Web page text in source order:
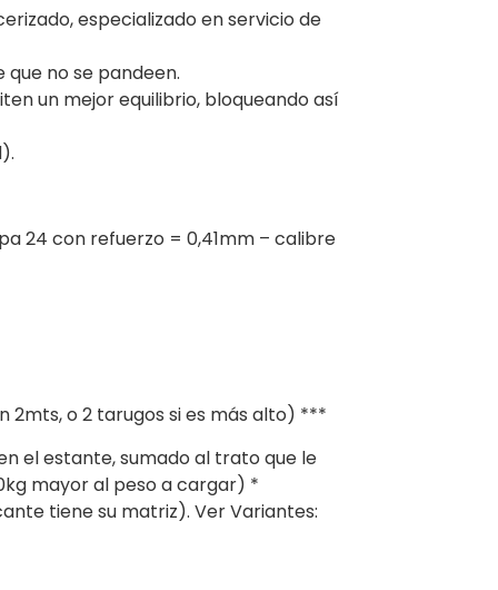
especializado en servicio de
no se pandeen.
un mejor equilibrio, bloqueando así
24 con refuerzo = 0,41mm – calibre
o 2 tarugos si es más alto) ***
el estante, sumado al trato que le
mayor al peso a cargar) *
tiene su matriz). Ver Variantes: